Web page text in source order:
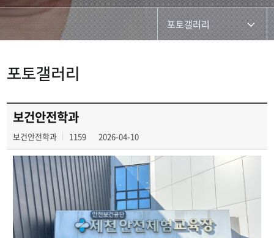
포토갤러리
보건안전공학과 인스타
보건안전공학과 블로그
포토갤러리
보건안전학과
보건안전학과 1159 2026-04-10